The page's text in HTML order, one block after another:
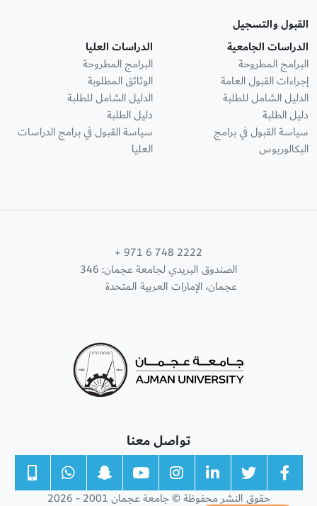
القبول والتسجيل
الدراسات الجامعية
البرامج المطروحة
إجراءات القبول العامة
الدليل الشامل للطلبة
دليل الطلبة
سياسة القبول في برامج
البكالوريوس
الدراسات العليا
البرامج المطروحة
الوثائق المطلوبة
الدليل الشامل للطلبة
دليل الطلبة
سياسة القبول في برامج الدراسات
العليا
+ 971 6 748 2222
الصندوق البريدي لجامعة عجمان: 346
عجمان، الإمارات العربية المتحدة
تواصل معنا
حقوق النشر محفوظة © جامعة عجمان 2001 - 2026